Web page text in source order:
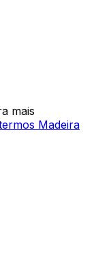
mais
Madeira